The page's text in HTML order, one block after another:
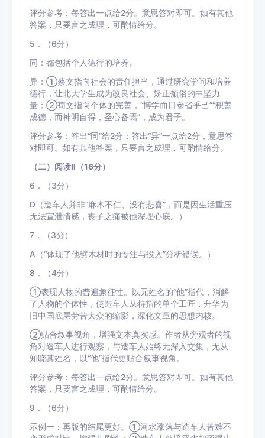
评分参考：每答出一点给2分。意思答对即可。如有其他
答案，只要言之成理，可酌情给分。
5．（6分）
同：都包括个人德行的培养。
异：①蔡文指向社会的责任担当，通过研究学问和培养
德行，让北大学生成为改良社会、矫正颓俗的中坚力
量；②荀文指向个体的完善，“博学而日参省乎己”“积善
成德，而神明自得，圣心备焉”，成为君子。
评分参考：答出“同”给2分；答出“异”一点给2分，意思答
对即可。如有其他答案，只要言之成理，可酌情给分。
（二）阅读Ⅱ（16分）
6．（3分）
D（造车人并非“麻木不仁、没有悲喜”，而是因生活重压
无法宣泄情感，丧子之痛被他深埋心底。）
7．（3分）
A（“体现了他劈木材时的专注与投入”分析错误。）
8．（4分）
①表现人物的普遍象征性。以无姓名的“他”指代，消解
了人物的个体性，使造车人从特指的单个工匠，升华为
旧中国底层劳苦大众的缩影，深化文章的思想内核。
②贴合叙事视角，增强文本真实感。作者从旁观者的视
角对造车人进行观察，与造车人始终无深入交集，无从
知晓其姓名，以“他”指代更贴合叙事视角。
评分参考：每答出一点给2分。意思答对即可。如有其他
答案，只要言之成理，可酌情给分。
9．（6分）
示例一：再版的结尾更好。①河水涨落与造车人苦难不